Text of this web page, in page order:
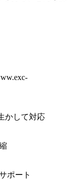
かして対応
ポート